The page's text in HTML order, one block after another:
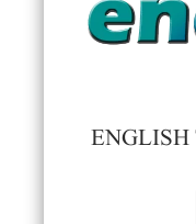
ENGLISH